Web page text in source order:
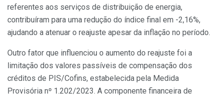
referentes aos serviços de distribuição de energia,
contribuíram para uma redução do índice final em -2,16%,
ajudando a atenuar o reajuste apesar da inflação no período.
Outro fator que influenciou o aumento do reajuste foi a
limitação dos valores passíveis de compensação dos
créditos de PIS/Cofins, estabelecida pela Medida
Provisória nº 1.202/2023. A componente financeira de